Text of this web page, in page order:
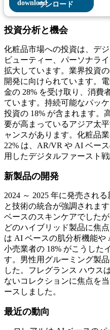
ウンロード
投資分析と機会
化粧品市場への投資は、デ
ビューティー、パーソナラ
拡大しています。業界投資
開発に向けられています。
金の 28% を受け取り、消費
ています。持続可能なパッ
投資の 18% が含まれます。
要が高まっているアジア太
ャンスがあります。化粧品
22% は、AR/VR や AI ベー
用したデジタルファースト
新製品の開発
2024 ～ 2025 年に発売され
と技術の統合が強調されま
ベースのスキンケアでした
どのハイブリッド製品に焦
は AI ベースの肌分析機能や
小売業者の 18% がこうした
す。男性用グルーミング製
した。フレグランス ハウス
ないコレクションに焦点を
ースしました。
最近の動向